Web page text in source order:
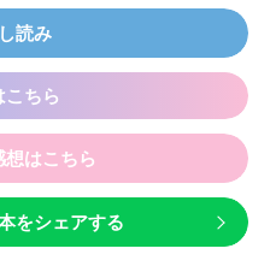
読み
こちら
はこちら
をシェアする